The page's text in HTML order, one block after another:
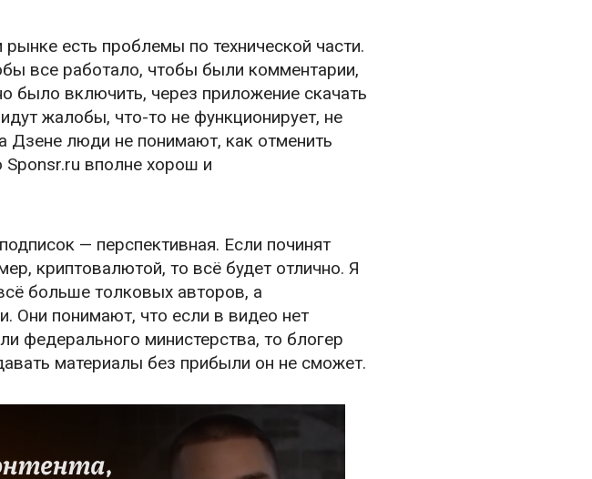
есть проблемы по технической части.
все работало, чтобы были комментарии,
было включить, через приложение скачать
жалобы, что-то не функционирует, не
Дзене люди не понимают, как отменить
вполне хорош и
— перспективная. Если починят
криптовалютой, то всё будет отлично. Я
больше толковых авторов, а
Они понимают, что если в видео нет
федерального министерства, то блогер
материалы без прибыли он не сможет.